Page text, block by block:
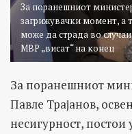
За поранешниот
загрижувачки момент, а
може да страда во
МВР „висат“ на конец
За поранешниот
Павле Трајанов,
несигурност,